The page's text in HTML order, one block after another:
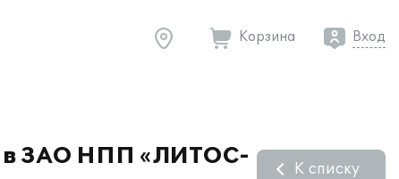
Корзина Вход
в ЗАО НПП «ЛИТОС-
К списку